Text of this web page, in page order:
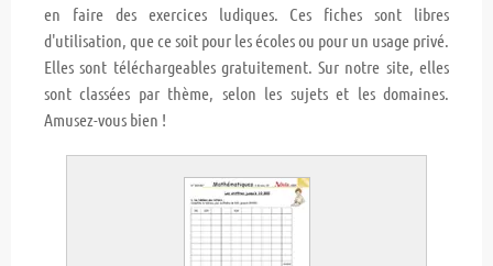
en faire des exercices ludiques. Ces fiches sont libres
d'utilisation, que ce soit pour les écoles ou pour un usage privé.
Elles sont téléchargeables gratuitement. Sur notre site, elles
sont classées par thème, selon les sujets et les domaines.
Amusez-vous bien !